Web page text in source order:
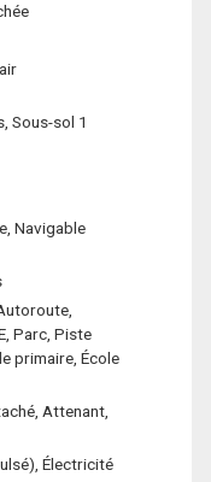
Sous-sol 1
Navigable
Parc, Piste
primaire, École
Attenant,
Électricité